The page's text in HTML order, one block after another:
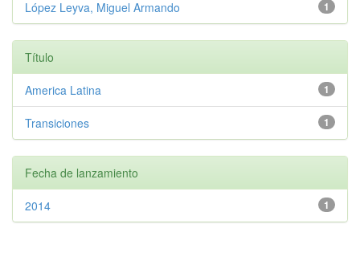
1
López Leyva, Miguel Armando
Título
1
America Latina
1
Transiciones
Fecha de lanzamiento
1
2014